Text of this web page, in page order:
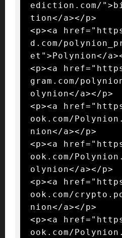
ediction.com/
tion</a></p>
<p><a
d.com/
et">Polynion</
<p><a
gram.com/
olynion</a></p>
<p><a
ook.com/
nion</a></p>
<p><a
ook.com/
olynion</a></p>
<p><a
ook.com/
nion</a></p>
<p><a
ook.com/